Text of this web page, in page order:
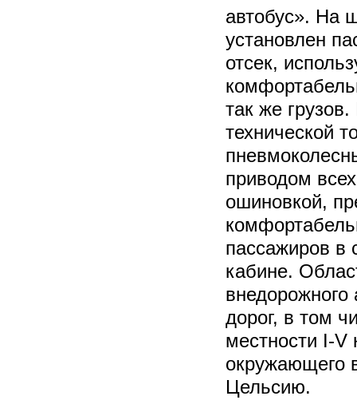
автобус». На
установлен
отсек,
так же
технической
приводом
ошиновкой,
пассажиров в
кабине.
дорог, в том
местности I-V
окружающего
Цельсию.